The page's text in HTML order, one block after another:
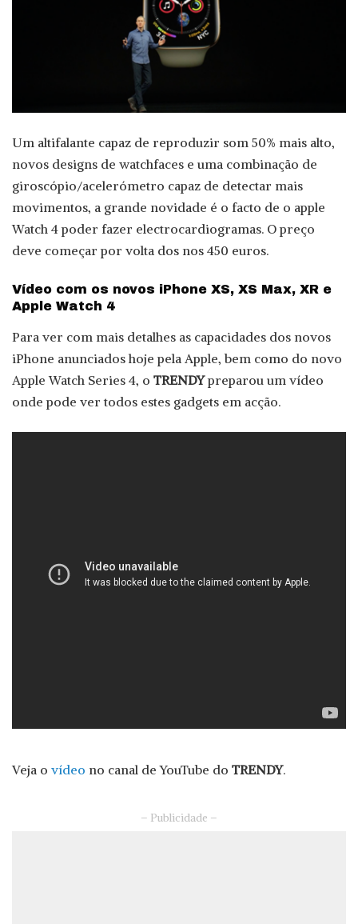
Um altifalante capaz de reproduzir som 50% mais alto,
novos designs de watchfaces e uma combinação de
giroscópio/acelerómetro capaz de detectar mais
movimentos, a grande novidade é o facto de o apple
Watch 4 poder fazer electrocardiogramas. O preço
deve começar por volta dos nos 450 euros.
Vídeo com os novos iPhone XS, XS Max, XR e
Apple Watch 4
Para ver com mais detalhes as capacidades dos novos
iPhone anunciados hoje pela Apple, bem como do novo
Apple Watch Series 4, o TRENDYpreparou um vídeo
onde pode ver todos estes gadgets em acção.
Veja o vídeo no canal de YouTube do TRENDY.
– Publicidade –